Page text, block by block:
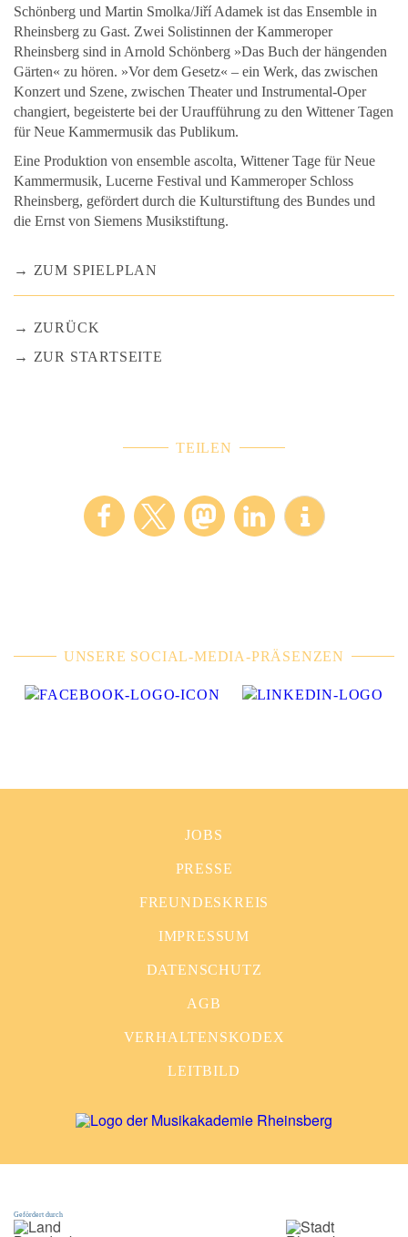
Schönberg und Martin Smolka/Jiří Adamek ist das Ensemble in
Rheinsberg zu Gast. Zwei Solistinnen der Kammeroper
Rheinsberg sind in Arnold Schönberg »Das Buch der hängenden
Gärten« zu hören. »Vor dem Gesetz« – ein Werk, das zwischen
Konzert und Szene, zwischen Theater und Instrumental-Oper
changiert, begeisterte bei der Uraufführung zu den Wittener Tagen
für Neue Kammermusik das Publikum.
Eine Produktion von ensemble ascolta, Wittener Tage für Neue
Kammermusik, Lucerne Festival und Kammeroper Schloss
Rheinsberg, gefördert durch die Kulturstiftung des Bundes und
die Ernst von Siemens Musikstiftung.
ZUM SPIELPLAN
ZURÜCK
ZUR STARTSEITE
TEILEN
UNSERE SOCIAL-MEDIA-PRÄSENZEN
JOBS
PRESSE
FREUNDESKREIS
IMPRESSUM
DATENSCHUTZ
AGB
VERHALTENSKODEX
LEITBILD
Gefördert durch